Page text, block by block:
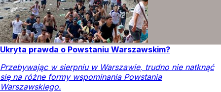
Ukryta prawda o Powstaniu Warszawskim?
Przebywając w sierpniu w Warszawie, trudno nie natknąć
się na różne formy wspominania Powstania
Warszawskiego.